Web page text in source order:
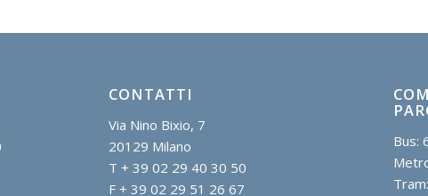
CONTATTI
Via Nino Bixio, 7
20129 Milano
T + 39 02 29 40 30 50
F + 39 02 29 51 26 67
Bus: